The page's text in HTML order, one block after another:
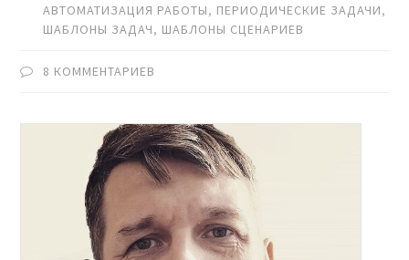
АВТОМАТИЗАЦИЯ РАБОТЫ, ПЕРИОДИЧЕСКИЕ ЗАДАЧИ,
ШАБЛОНЫ ЗАДАЧ, ШАБЛОНЫ СЦЕНАРИЕВ
8 КОММЕНТАРИЕВ